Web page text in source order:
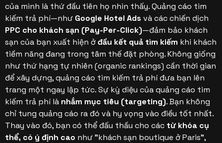
của mình là thứ đầu tiên họ nhìn thấy. Quảng cáo tìm
kiếm trả phí—như Google Hotel Ads và các chiến dịch
PPC cho khách sạn (Pay-Per-Click)—đảm bảo khách
sạn của bạn xuất hiện ởđầu kết quả tìm kiếm khi khách
tiềm năng đang trong tâm thế đặt phòng. Không giống
như thứ hạng tự nhiên (organic rankings) cần thời gian
để xây dựng, quảng cáo tìm kiếm trả phí đưa bạn lên
trang một ngay lập tức.Sự kỳ diệu của quảng cáo tìm
kiếm trả phí là nhắm mục tiêu (targeting). Bạn không
chỉ tung quảng cáo ra đó và hy vọng vào điều tốt nhất.
Thay vào đó, bạn có thể đấu thầu cho các từ khóa cụ
thể, có ý định cao như "khách sạn boutique ở Paris",